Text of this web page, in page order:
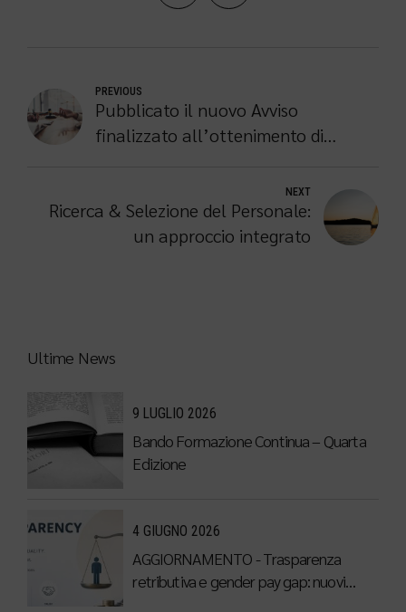
PREVIOUS
Pubblicato il nuovo Avviso
finalizzato all’ottenimento di
Parità di Genere (UNI/PdR 125:2022)
NEXT
Ricerca & Selezione del Personale:
un approccio integrato
Ultime News
9 LUGLIO 2026
Bando Formazione Continua – Quarta
Edizione
4 GIUGNO 2026
AGGIORNAMENTO - Trasparenza
retributiva e gender pay gap: nuovi